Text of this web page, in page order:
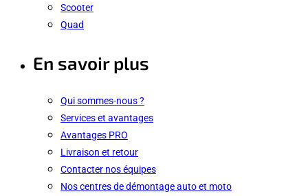
Scooter
Quad
En savoir plus
Qui sommes-nous ?
Services et avantages
Avantages PRO
Livraison et retour
Contacter nos équipes
Nos centres de démontage auto et moto